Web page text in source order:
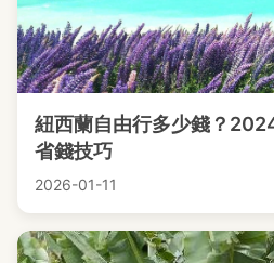
紐西蘭自由行多少錢？
省錢技巧
2026-01-11